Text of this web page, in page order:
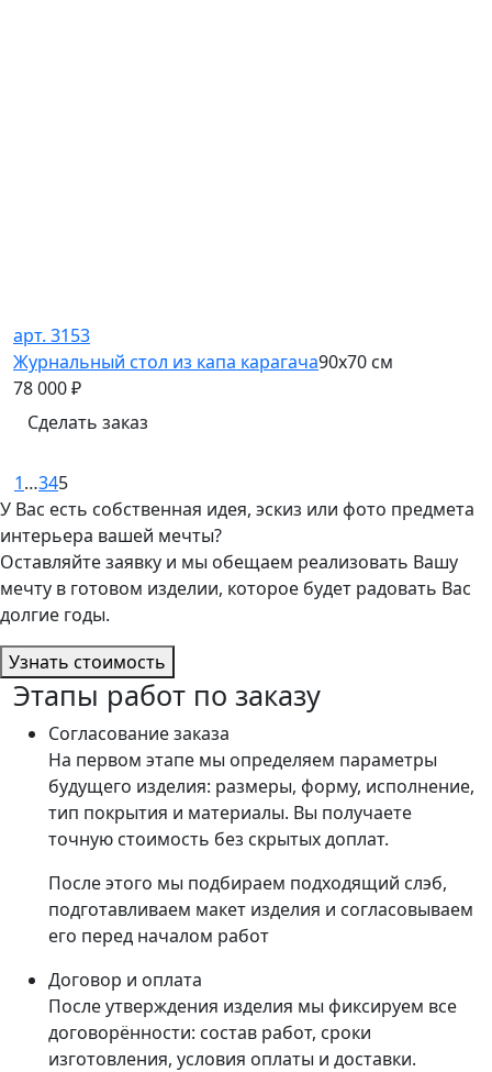
арт. 3153
Журнальный стол из капа карагача90х70 см
78 000₽
Сделать заказ
1…345
У Вас есть собственная идея, эскиз или фото предмета
интерьера вашей мечты?
Оставляйте заявку и мы обещаем реализовать Вашу
мечту в готовом изделии, которое будет радовать Вас
долгие годы.
Узнать стоимость
Этапы работ по заказу
Согласование заказа
На первом этапе мы определяем параметры
будущего изделия: размеры, форму, исполнение,
тип покрытия и материалы. Вы получаете
точную стоимость без скрытых доплат.
После этого мы подбираем подходящий слэб,
подготавливаем макет изделия и согласовываем
его перед началом работ
Договор и оплата
После утверждения изделия мы фиксируем все
договорённости: состав работ, сроки
изготовления, условия оплаты и доставки.